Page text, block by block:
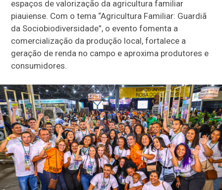
espaços de valorização da agricultura familiar
piauiense. Com o tema “Agricultura Familiar: Guardiã
da Sociobiodiversidade”, o evento fomenta a
comercialização da produção local, fortalece a
geração de renda no campo e aproxima produtores e
consumidores.